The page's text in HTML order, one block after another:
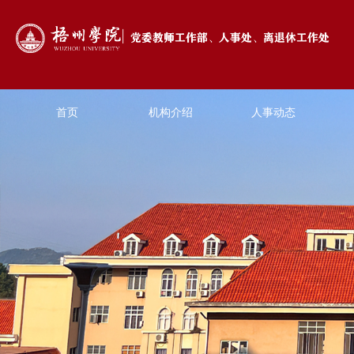
首页 机构介绍 人事动态